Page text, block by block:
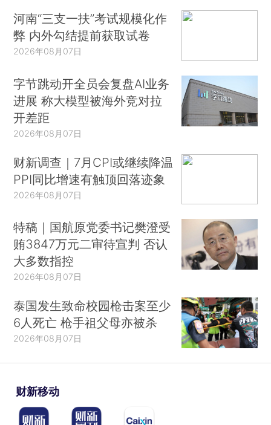
河南“三支一扶”考试规模化作
弊 内外勾结提前获取试卷
2026年08月07日
字节跳动开全员会复盘AI业务
进展 称大模型被海外竞对拉
开差距
2026年08月07日
财新调查｜7月CPI或继续降温
PPI同比增速有触顶回落迹象
2026年08月07日
特稿｜国航原党委书记樊澄受
贿3847万元二审待宣判 否认
大多数指控
2026年08月07日
泰国发生致命校园枪击案至少
6人死亡 枪手祖父母亦被杀
2026年08月07日
财新移动